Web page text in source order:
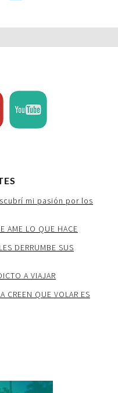
mi pasión por los
AME LO QUE HACE
DERRUMBE SUS
A VIAJAR
CREEN QUE VOLAR ES